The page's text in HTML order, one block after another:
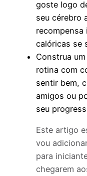
goste logo
seu cérebro
recompensa
calóricas se
Construa
rotina com
sentir bem,
amigos ou
seu
Este artigo
vou
para
chegarem